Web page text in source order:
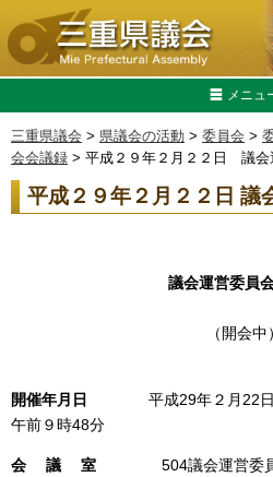
メニュ
三重県議会 > 県議会の活動 > 委員会 >
会会議録 > 平成２９年２月２２日 議
平成２９年２月２２日
議会運営委員
（開会中）
開催年月日
平成29年２月22日（
午前９時48分
会 議 室 504議会運営委員